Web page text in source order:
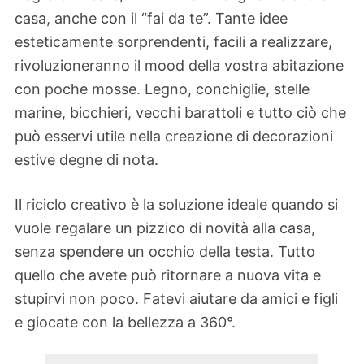
casa, anche con il “fai da te”. Tante idee
esteticamente sorprendenti, facili a realizzare,
rivoluzioneranno il mood della vostra abitazione
con poche mosse. Legno, conchiglie, stelle
marine, bicchieri, vecchi barattoli e tutto ciò che
può esservi utile nella creazione di decorazioni
estive degne di nota.
Il riciclo creativo è la soluzione ideale quando si
vuole regalare un pizzico di novità alla casa,
senza spendere un occhio della testa. Tutto
quello che avete può ritornare a nuova vita e
stupirvi non poco. Fatevi aiutare da amici e figli
e giocate con la bellezza a 360°.